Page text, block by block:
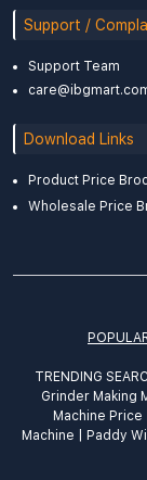
Support /
Support Team
Download Links
Product Price
Wholesale Price
TRENDING
Grinder Making
Machine Price
Machine
Paddy